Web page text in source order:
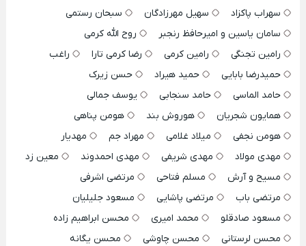
سهراب پاکزاد
سهیل مهرزادگان
سبحان رستمی
سامان یاسین و امیرحافظ رنجبر
روح الله کرمی
رامین تجنگی
رامین کرمی رضا کرمی تارا
راغب
حمیدرضا بابایی
حمید هیراد
حسن زیرک
حامد الماسی
حامد سنجابی
یوسف جمالی
همایون شجریان
هوروش بند
هومن پناهی
هومن نجفی
میلاد غلامی مهراد جم
مهدیار
مهدی مولاد
مهدی شریفی مهدی احمدوند
معین زد
مسیح و آرش
مسلم فتاحی
مرتضی اشرفی
مرتضی باب
مرتضی پاشایی
مسعود جلیلیان
مسعود صادقلو
محمد امیری
محسن ابراهیم زاده
محسن لرستانی
محسن چاوشی
محسن یگانه